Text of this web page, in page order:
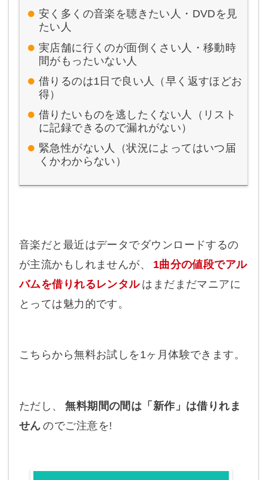
安く多くの音楽を聴きたい人・DVDを見
たい人
実店舗に行くのが面倒くさい人・移動時
間がもったいない人
借りるのは1日で良い人（早く返すほどお
得）
借りたいものを逃したくない人（リスト
に記録できるので漏れがない）
緊急性がない人（状況によってはいつ届
くかわからない）
音楽だと最近はデータでダウンロードするの
が主流かもしれませんが、
1曲分の値段でアル
バムを借りれるレンタル はまだまだマニアに
とっては魅力的です。
こちらから無料お試しを1ヶ月体験できます。
ただし、
無料期間の間は「新作」は借りれま
せん のでご注意を!